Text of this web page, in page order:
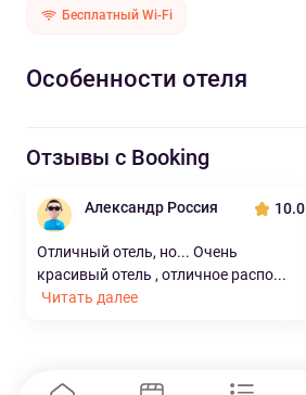
Бесплатный Wi-Fi
Особенности отеля
Отзывы с Booking
Александр Россия 10.0
Отличный отель, но... Очень
красивый отель , отличное распо...
Читать далее